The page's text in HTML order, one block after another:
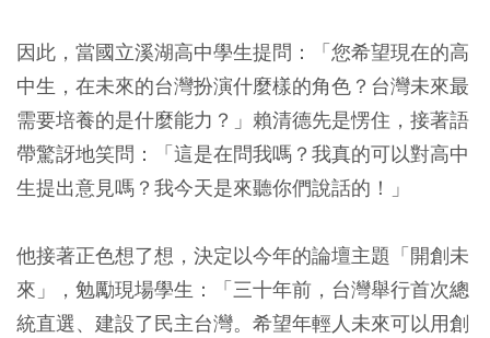
因此，當國立溪湖高中學生提問：「您希望現在的高
中生，在未來的台灣扮演什麼樣的角色？台灣未來最
需要培養的是什麼能力？」賴清德先是愣住，接著語
帶驚訝地笑問：「這是在問我嗎？我真的可以對高中
生提出意見嗎？我今天是來聽你們說話的！」
他接著正色想了想，決定以今年的論壇主題「開創未
來」，勉勵現場學生：「三十年前，台灣舉行首次總
統直選、建設了民主台灣。希望年輕人未來可以用創